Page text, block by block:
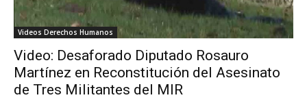
Videos Derechos Humanos
Video: Desaforado Diputado Rosauro
Martínez en Reconstitución del Asesinato
de Tres Militantes del MIR